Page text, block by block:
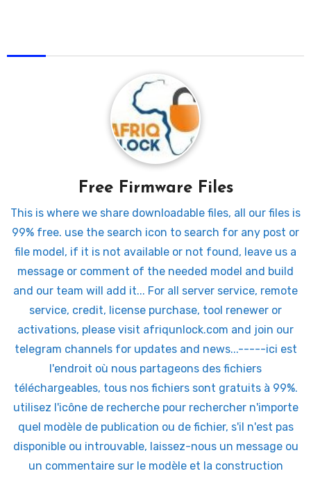
Free Firmware Files
This is where we share downloadable files, all our files is
99% free. use the search icon to search for any post or
file model, if it is not available or not found, leave us a
message or comment of the needed model and build
and our team will add it... For all server service, remote
service, credit, license purchase, tool renewer or
activations, please visit afriqunlock.com and join our
telegram channels for updates and news...-----ici est
l'endroit où nous partageons des fichiers
téléchargeables, tous nos fichiers sont gratuits à 99%.
utilisez l'icône de recherche pour rechercher n'importe
quel modèle de publication ou de fichier, s'il n'est pas
disponible ou introuvable, laissez-nous un message ou
un commentaire sur le modèle et la construction